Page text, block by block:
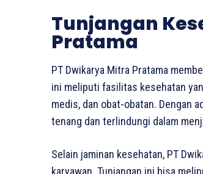
Tunjangan
Pratama
PT Dwikarya Mitra Pratama
ini meliputi fasilitas kesehatan
medis, dan obat-obatan. Dengan
tenang dan terlindungi dalam
Selain jaminan kesehatan, PT
karyawan. Tunjangan ini bisa